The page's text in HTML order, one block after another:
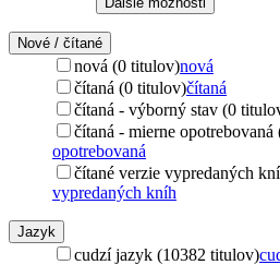
Nové / čítané
nová (0 titulov)nová
čítaná (0 titulov)čítaná
čítaná - výborný stav (0
čítaná - mierne
opotrebovaná
čítané verzie vypredaných
vypredaných kníh
Jazyk
cudzí jazyk (10382 titulov)